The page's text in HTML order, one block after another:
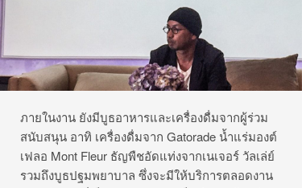
ภายในงาน ยังมีบูธอาหารและเครื่องดื่มจากผู้ร่วม
สนับสนุน อาทิ เครื่องดื่มจาก Gatorade น้ำแร่มองต์
เฟลอ Mont Fleur ธัญพืชอัดแท่งจากเนเจอร์ วัลเล่ย์
รวมถึงบูธปฐมพยาบาล ซึ่งจะมีให้บริการตลอดงาน